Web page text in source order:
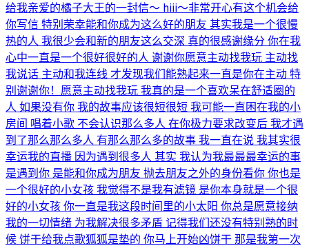
给我亲爱的橘子大王的一封信～ hiii～非常开心有这个机会给
你写信 特别荣幸能和你成为这么好的朋友 其实我是一个很慢
热的人 我很少会和新的朋友这么交深 真的很感谢缘分 你在我
心中一直是一个很好很好的人 谢谢你愿意主动找我玩 主动找
我说话 主动和我连线 才发现我们能熟起来一直是你在主动 特
别谢谢你！愿意主动找我玩 我真的是一个喜欢呆在舒适圈的
人 如果没有你 我的故事应该很短很短 我可能一直困在我的小
房间 唱着小歌 不会认识那么多人 在你极力要求改变后 我才遇
到了那么那么多人 有那么那么多的故事 我一直在说 我其实很
幸运我的直播 因为遇到很多人 其实 我认为我最最最幸运的事
是遇到你 是能和你成为朋友 抛去朋友之外的身份看你 你也是
一个很好的小女孩 我觉得不是我有滤镜 是你本身就是一个很
好的小女孩 你一直是我这段时间里的小太阳 你总是愿意接纳
我的一切情绪 为我解决很多矛盾 记得我们还没有特别熟的时
候 饼干给我点歌狐狐是垫的 你马上开始凶饼干 那是我第一次